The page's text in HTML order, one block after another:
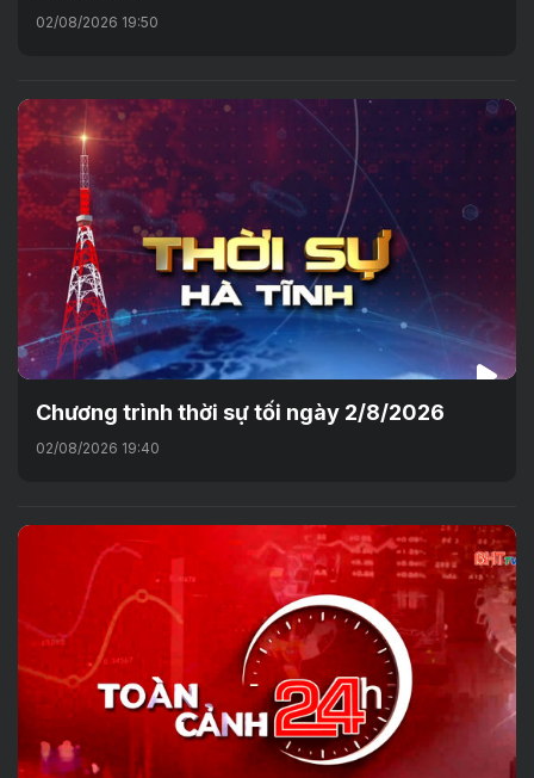
02/08/2026 19:50
Chương trình thời sự tối ngày 2/8/2026
02/08/2026 19:40